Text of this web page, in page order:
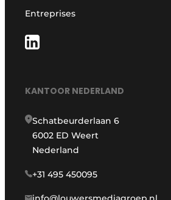
Entreprises
KANTOOR NEDERLAND
Schatbeurderlaan 6
6002 ED Weert
Nederland
+31 495 450095